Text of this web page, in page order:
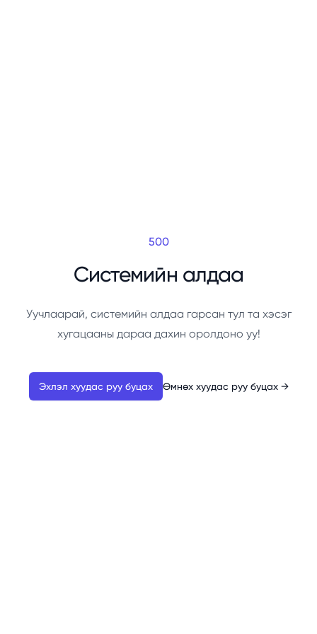
500
Системийн алдаа
Уучлаарай, системийн алдаа гарсан тул та хэсэг
хугацааны дараа дахин оролдоно уу!
Эхлэл хуудас руу буцах Өмнөх хуудас руу буцах →